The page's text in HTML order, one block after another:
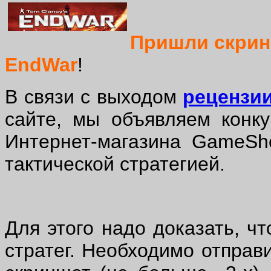
Пришли
EndWar!
В связи с выходом
сайте, мы объявляем
Интернет-магазина
тактической стратегией.
Для этого надо доказать,
стратег. Необходимо